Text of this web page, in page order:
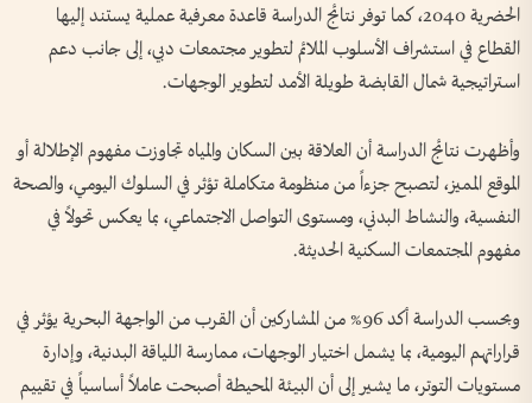
الحضرية 2040، كما توفر نتائج الدراسة قاعدة معرفية عملية يستند إليها
القطاع في استشراف الأسلوب الملائم لتطوير مجتمعات دبي، إلى جانب دعم
استراتيجية شمال القابضة طويلة الأمد لتطوير الوجهات.
وأظهرت نتائج الدراسة أن العلاقة بين السكان والمياه تجاوزت مفهوم الإطلالة أو
الموقع المميز، لتصبح جزءاً من منظومة متكاملة تؤثر في السلوك اليومي، والصحة
النفسية، والنشاط البدني، ومستوى التواصل الاجتماعي، بما يعكس تحولاً في
مفهوم المجتمعات السكنية الحديثة.
وبحسب الدراسة أكد 96% من المشاركين أن القرب من الواجهة البحرية يؤثر في
قراراتهم اليومية، بما يشمل اختيار الوجهات، ممارسة اللياقة البدنية، وإدارة
مستويات التوتر، ما يشير إلى أن البيئة المحيطة أصبحت عاملاً أساسياً في تقييم